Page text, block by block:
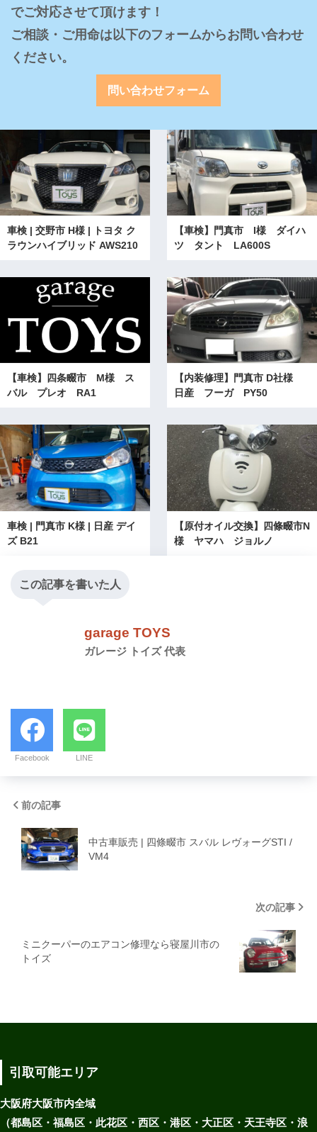
でご対応させて頂けます！
ご相談・ご用命は以下のフォームからお問い合わせ
ください。
問い合わせフォーム
車検 | 交野市 H様 | トヨタ ク
ラウンハイブリッド AWS210
【車検】門真市 I様 ダイハ
ツ タント LA600S
【車検】四条畷市 M様 ス
バル プレオ RA1
【内装修理】門真市 D社様
日産 フーガ PY50
車検 | 門真市 K様 | 日産 デイ
ズ B21
【原付オイル交換】四條畷市N
様 ヤマハ ジョルノ
この記事を書いた人
garage TOYS
ガレージ トイズ 代表
Facebook LINE
前の記事
中古車販売 | 四條畷市 スバル レヴォーグSTI /
VM4
次の記事
ミニクーパーのエアコン修理なら寝屋川市の
トイズ
引取可能エリア
大阪府大阪市内全域
（都島区・福島区・此花区・西区・港区・大正区・天王寺区・浪